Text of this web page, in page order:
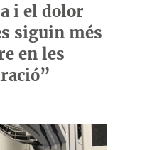
i el dolor
siguin més
en les